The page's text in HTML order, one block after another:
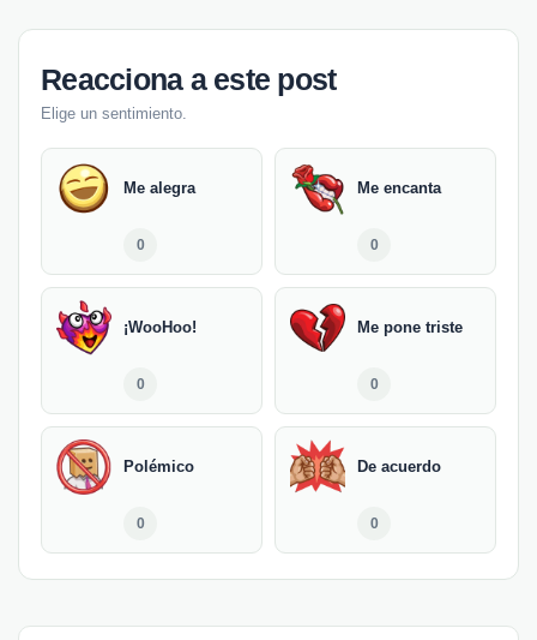
Reacciona a este post
Elige un sentimiento.
Me alegra
0
Me encanta
0
¡WooHoo!
0
Me pone triste
0
Polémico
0
De acuerdo
0